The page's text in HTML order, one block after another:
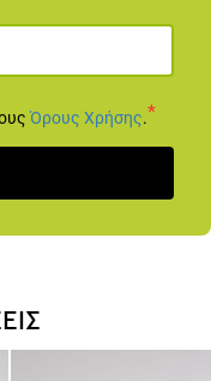
Όρους Χρήσης. *